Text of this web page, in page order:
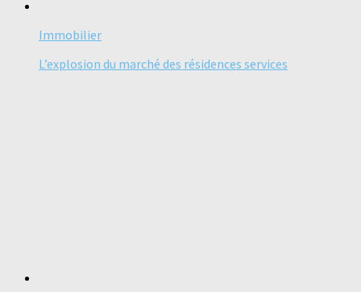
Immobilier
L’explosion du marché des résidences services